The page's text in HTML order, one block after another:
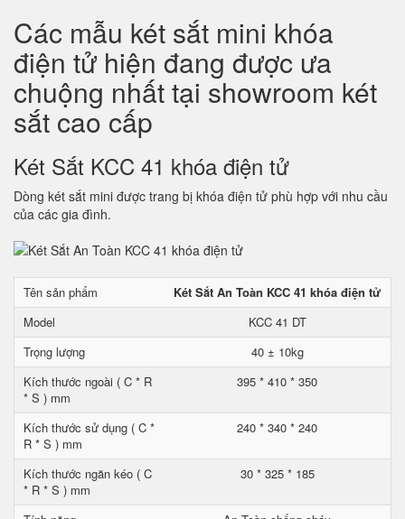
Các mẫu két sắt mini khóa
điện tử hiện đang được ưa
chuộng nhất tại showroom két
sắt cao cấp
Két Sắt KCC 41 khóa điện tử
Dòng két sắt mini được trang bị khóa điện tử phù hợp với nhu cầu
của các gia đình.
Tên sản phẩm
Két Sắt An Toàn KCC 41 khóa điện tử
Model
KCC 41 DT
Trọng lượng
40 ± 10kg
Kích thước ngoài ( C * R
* S ) mm
395 * 410 * 350
Kích thước sử dụng ( C *
R * S ) mm
240 * 340 * 240
Kích thước ngăn kéo ( C
* R * S ) mm
30 * 325 * 185